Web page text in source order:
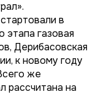
в
этапа газовая
Дерибасовская
к новому году
же
рассчитана на